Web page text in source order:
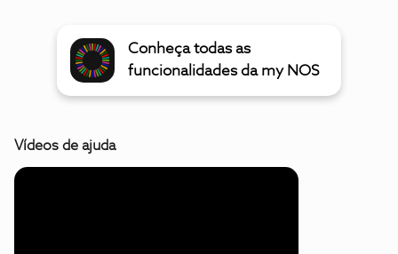
Conheça todas as
funcionalidades da my NOS
Vídeos de ajuda